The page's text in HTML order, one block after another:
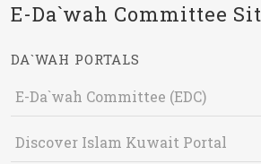
E-Da`wah Committee
DA`WAH PORTALS
E-Da`wah Committee (EDC)
Discover Islam Kuwait Portal